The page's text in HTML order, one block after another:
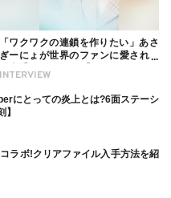
INTERVIEW
「ワクワクの連鎖を作りたい」あさ
ぎーにょが世界のファンに愛される
にとっての炎上とは?6面ステーシ
ラボ!クリアファイル入手方法を紹